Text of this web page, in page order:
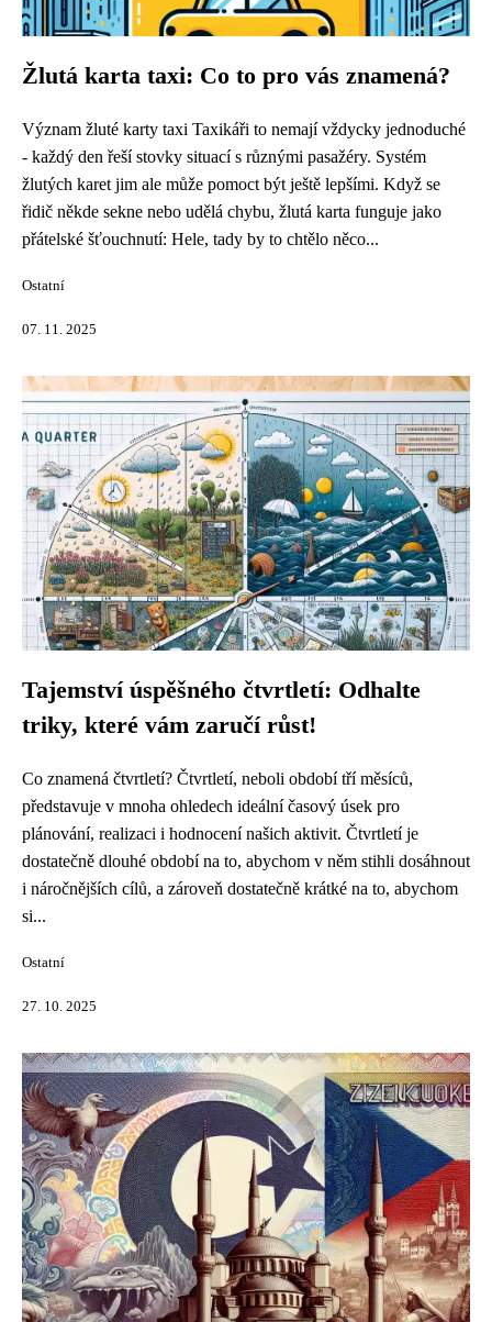
Žlutá karta taxi: Co to pro vás znamená?
Význam žluté karty taxi Taxikáři to nemají vždycky jednoduché
- každý den řeší stovky situací s různými pasažéry. Systém
žlutých karet jim ale může pomoct být ještě lepšími. Když se
řidič někde sekne nebo udělá chybu, žlutá karta funguje jako
přátelské šťouchnutí: Hele, tady by to chtělo něco...
Ostatní
07. 11. 2025
Tajemství úspěšného čtvrtletí: Odhalte
triky, které vám zaručí růst!
Co znamená čtvrtletí? Čtvrtletí, neboli období tří měsíců,
představuje v mnoha ohledech ideální časový úsek pro
plánování, realizaci i hodnocení našich aktivit. Čtvrtletí je
dostatečně dlouhé období na to, abychom v něm stihli dosáhnout
i náročnějších cílů, a zároveň dostatečně krátké na to, abychom
si...
Ostatní
27. 10. 2025